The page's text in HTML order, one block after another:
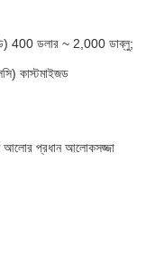
400 ডলার ~ 2,000 ডাব্লু;
কাস্টমাইজড
আলোর প্রধান আলোকসজ্জা